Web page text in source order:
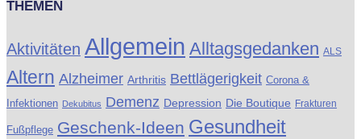
THEMEN
Aktivitäten Allgemein Alltagsgedanken ALS
Altern Alzheimer Arthritis Bettlägerigkeit Corona &
Infektionen Dekubitus Demenz Depression Die Boutique Frakturen
Fußpflege Geschenk-Ideen Gesundheit